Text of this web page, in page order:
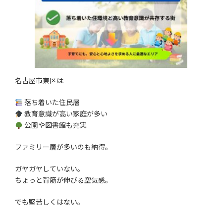
名古屋市東区は
落ち着いた住民層
教育意識が高い家庭が多い
公園や図書館も充実
ファミリー層が多いのも納得。
ガヤガヤしていない。
ちょっと背筋が伸びる空気感。
でも堅苦しくはない。